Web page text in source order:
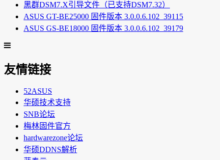
黑群DSM7.X引导文件（已支持DSM7.32）
ASUS GT-BE25000 固件版本 3.0.0.6.102_39115
ASUS GS-BE18000 固件版本 3.0.0.6.102_39179
友情链接
52ASUS
华硕技术支持
SNB论坛
梅林固件官方
hardwarezone论坛
华硕DDNS解析